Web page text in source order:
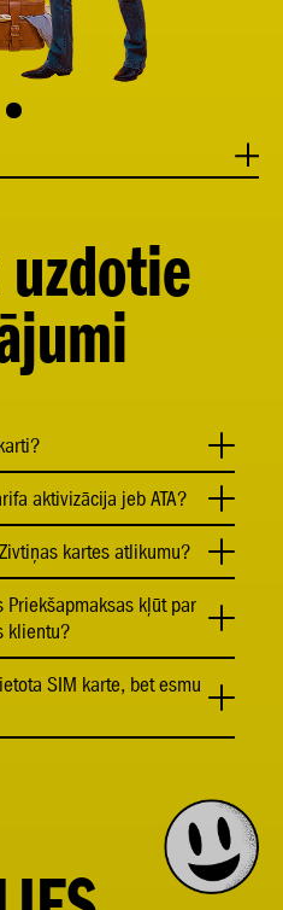
aktivizācija jeb ATA?
kartes atlikumu?
Priekšapmaksas kļūt par
klientu?
SIM karte, bet esmu